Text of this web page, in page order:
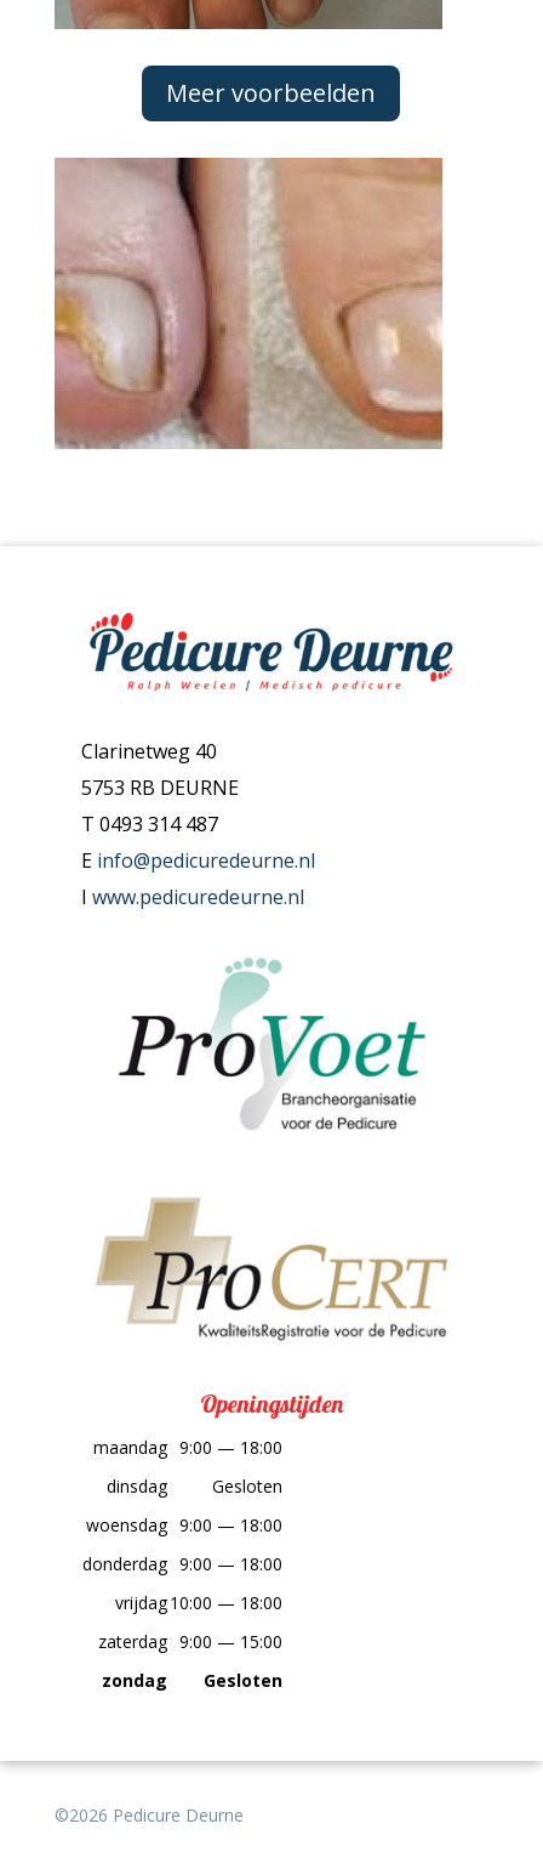
Meer voorbeelden
Clarinetweg 40
5753 RB DEURNE
T 0493 314 487
E info@pedicuredeurne.nl
Iwww.pedicuredeurne.nl
Openingstijden
maandag 9:00 — 18:00
dinsdag
Gesloten
woensdag 9:00 — 18:00
donderdag 9:00 — 18:00
vrijdag10:00 — 18:00
zaterdag 9:00 — 15:00
zondag
Gesloten
©2026 Pedicure Deurne